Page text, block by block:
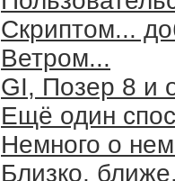
Скриптом...
Ветром...
GI, Позер 8 и
Ещё один
Немного о
Близко,